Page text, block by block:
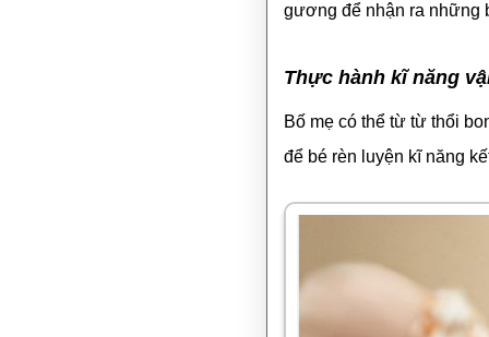
gương để nhận ra những
Thực hành kĩ năng
Bố mẹ có thể từ từ thổi
để bé rèn luyện kĩ năng